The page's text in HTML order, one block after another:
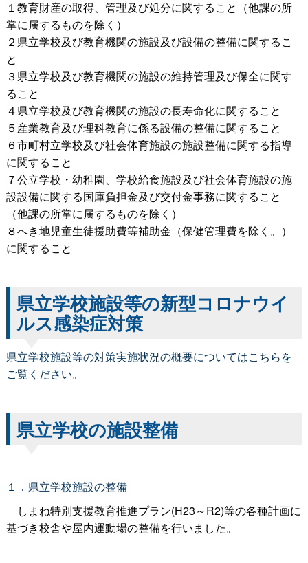
１教育財産の取得、管理及び処分に関すること（他課の所
掌に属するものを除く）
２県立学校及び教育機関の施設及び設備の整備に関するこ
と
３県立学校及び教育機関の施設の維持管理及び保全に関す
ること
４県立学校及び教育機関の施設の長寿命化に関すること
５産業教育及び理科教育に係る設備の整備に関すること
６市町村立学校及び社会体育施設の施設整備に関する指導
に関すること
７公立学校・幼稚園、学校給食施設及び社会体育施設の施
設設備に関する国庫負担金及び交付金事務に関すること
（他課の所掌に属するものを除く）
８へき地児童生徒援助費等補助金（保健管理費を除く。）
に関すること
県立学校施設等の新型コロナウイ
ルス感染症対策
県立学校施設等の対策実施状況の概要についてはこちらを
ご覧ください。
県立学校の施設整備
１．県立学校施設の整備
しまね特別支援教育推進プラン(H23～R2)等の各種計画に
基づき校舎や屋内運動場の整備を行いました。